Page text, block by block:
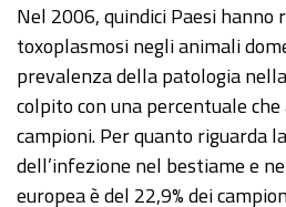
Nel 2006, quindici Paesi
toxoplasmosi negli animali
prevalenza della patologia
colpito con una percentuale
campioni. Per quanto riguarda
dell’infezione nel bestiame e
europea è del 22,9% dei